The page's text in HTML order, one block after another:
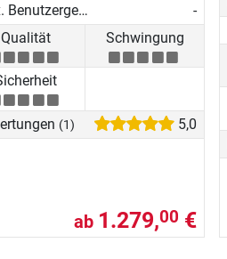
Max. Benutzergewicht
-
Qualität
Schwingung
(1) 5,0
ab 1.279,00 €